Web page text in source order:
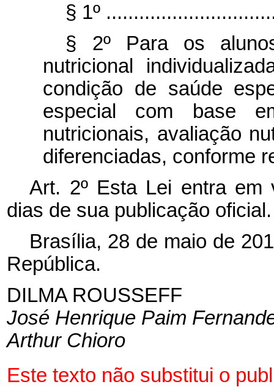
§ 1º
§ 2º Para os
nutricional
condição de saúde
especial com base
nutricionais, avaliação
diferenciadas, conforme
Art. 2º Esta Lei entra em
dias de sua publicação oficial.
Brasília, 28 de maio de
República.
DILMA ROUSSEFF
José Henrique Paim
Arthur Chioro
Este texto não substitui o